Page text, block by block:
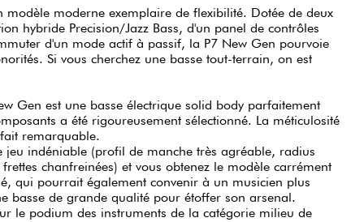
moderne exemplaire de flexibilité. Dotée de deux
hybride Precision/Jazz Bass, d'un panel de contrôles
d'un mode actif à passif, la P7 New Gen pourvoie
Si vous cherchez une basse tout-terrain, on est
Gen est une basse électrique solid body parfaitement
a été rigoureusement sélectionné. La méticulosité
remarquable.
jeu indéniable (profil de manche très agréable, radius
chanfreinées) et vous obtenez le modèle carrément
qui pourrait également convenir à un musicien plus
basse de grande qualité pour étoffer son arsenal.
le podium des instruments de la catégorie milieu de